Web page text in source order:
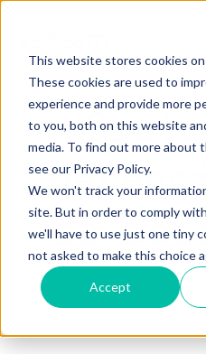
This website stores cookies
These cookies are used to
experience and provide more
to you, both on this website
media. To find out more about
see our Privacy Policy.
We won't track your
site. But in order to comply
we'll have to use just one tiny
not asked to make this choice
Accept
de